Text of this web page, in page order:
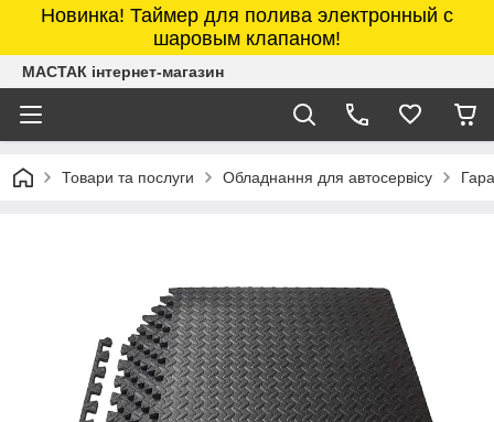
Новинка! Таймер для полива электронный с
шаровым клапаном!
МАСТАК інтернет-магазин
Товари та послуги Обладнання для автосервісу